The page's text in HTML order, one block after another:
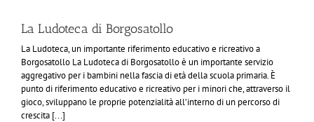
La Ludoteca di Borgosatollo
La Ludoteca, un importante riferimento educativo e ricreativo a
Borgosatollo La Ludoteca di Borgosatollo è un importante servizio
aggregativo per i bambini nella fascia di età della scuola primaria. È
punto di riferimento educativo e ricreativo per i minori che, attraverso il
gioco, sviluppano le proprie potenzialità all’interno di un percorso di
crescita [...]